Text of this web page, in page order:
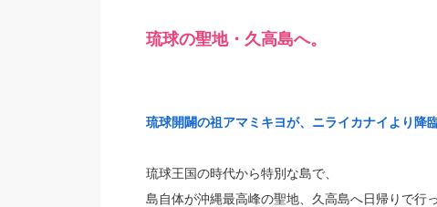
琉球の聖地・久高島へ。
琉球開闢の祖アマミキヨが、ニライカナイより降
琉球王国の時代から特別な島で、
島自体が沖縄最高峰の聖地、久高島へ日帰りで行っ